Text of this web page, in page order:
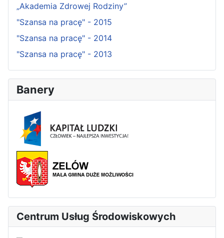
„Akademia Zdrowej Rodziny”
"Szansa na pracę" - 2015
"Szansa na pracę" - 2014
"Szansa na pracę" - 2013
Banery
Centrum Usług Środowiskowych